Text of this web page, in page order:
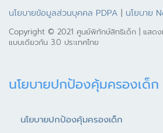
นโยบายข้อมูลส่วนบุคคล PDPA | นโยบาย
Copyright © 2021 ศูนย์พิทักษ์สิทธิเด็ก | แสดง
แบบเดียวกัน 3.0 ประเทศไทย
นโยบายปกป้องคุ้มครองเด็ก
นโยบายปกป้องคุ้มครองเด็ก